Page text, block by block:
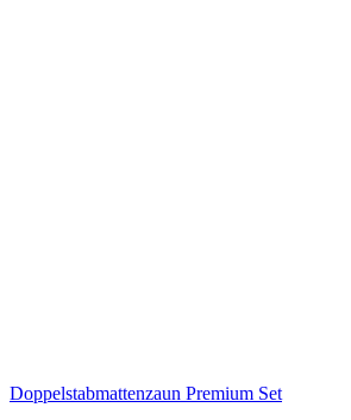
Doppelstabmattenzaun Premium Set